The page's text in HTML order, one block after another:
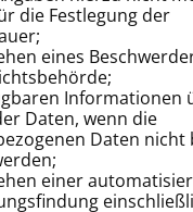
die Festlegung der
eines
Informationen
Daten, wenn die
Daten nicht
einer